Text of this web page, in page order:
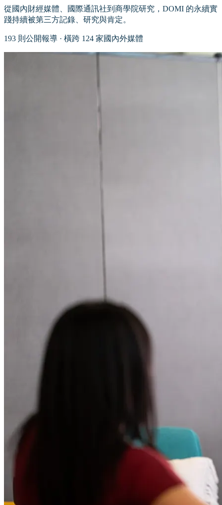
從國內財經媒體、國際通訊社到商學院研究，DOMI 的永續實
踐持續被第三方記錄、研究與肯定。
193 則公開報導 · 橫跨 124 家國內外媒體